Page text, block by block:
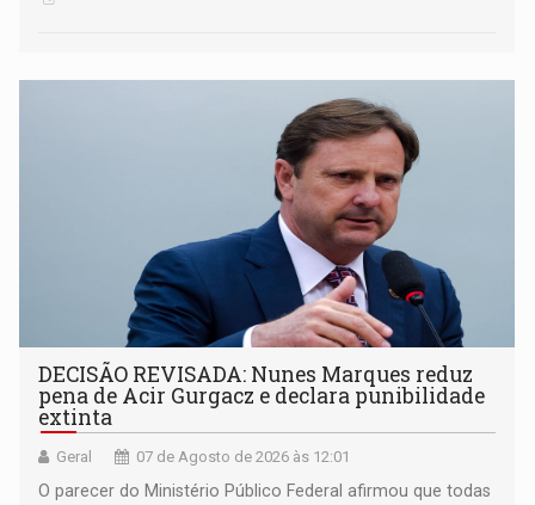
DECISÃO REVISADA: Nunes Marques reduz
pena de Acir Gurgacz e declara punibilidade
extinta
Geral 07 de Agosto de 2026 às 12:01
O parecer do Ministério Público Federal afirmou que todas